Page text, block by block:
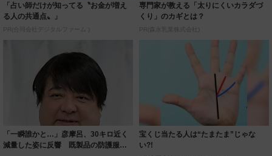
「占い師だけが知ってる〝お金が増え
る人の共通点〟」
PR(合同会社デジタルファーム )
専門家が教える「太りにくいカラダづ
くり」のカギとは？
PR(森永乳業株式会社)
「一瞬誰かと…」彦摩呂、30キロ近く
減量した姿に反響 既製品の防護服が
宝くじ当たる人は“たまたま”じゃな
い?!